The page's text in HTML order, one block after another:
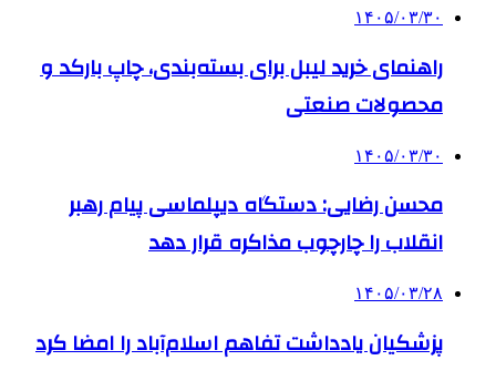
۱۴۰۵/۰۳/۳۰
راهنمای خرید لیبل برای بسته‌بندی، چاپ بارکد و
محصولات صنعتی
۱۴۰۵/۰۳/۳۰
محسن رضایی: دستگاه دیپلماسی پیام رهبر
انقلاب را چارچوب مذاکره قرار دهد
۱۴۰۵/۰۳/۲۸
پزشکیان یادداشت تفاهم اسلام‌آباد را امضا کرد